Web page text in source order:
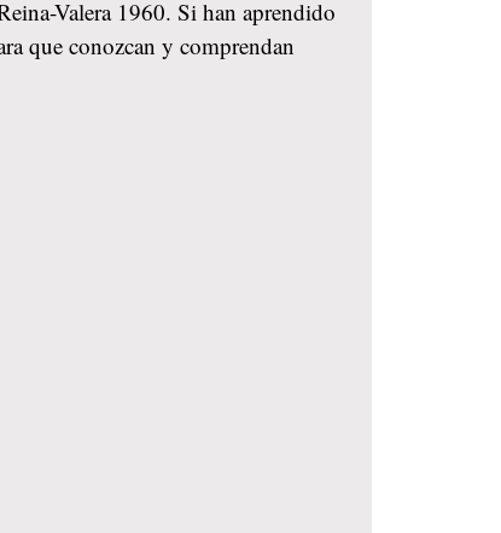
Valera 1960. Si han aprendido
que conozcan y comprendan